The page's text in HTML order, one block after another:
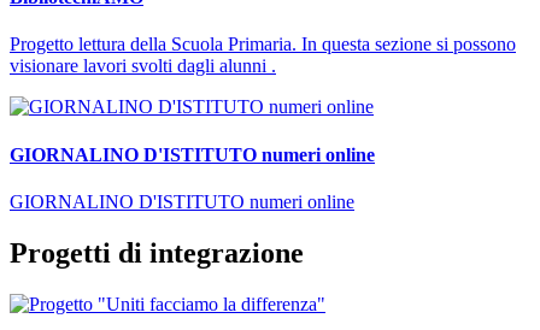
Progetto lettura della Scuola Primaria. In questa sezione si possono
visionare lavori svolti dagli alunni .
GIORNALINO D'ISTITUTO numeri online
GIORNALINO D'ISTITUTO numeri online
Progetti di integrazione